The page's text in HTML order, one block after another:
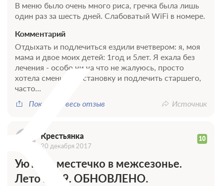
В меню было очень много риса, гречка была лишь
один раз за шесть дней. Слабоватый WiFi в номере.
Комментарий
Отдыхать и подлечиться ездили вчетвером: я, моя
мама и двое моих детей: 1год и 5лет. Я ехала без
лечения - особо ни на что не жалуюсь, просто
хотела сменить обстановку и подлечить старшего,
часто...
Показать весь отзыв
Источник
Крестьянка 10
20 декабря 2017
Уютное местечко в межсезонье.
Лето 2019. ОБНОВЛЕНО.